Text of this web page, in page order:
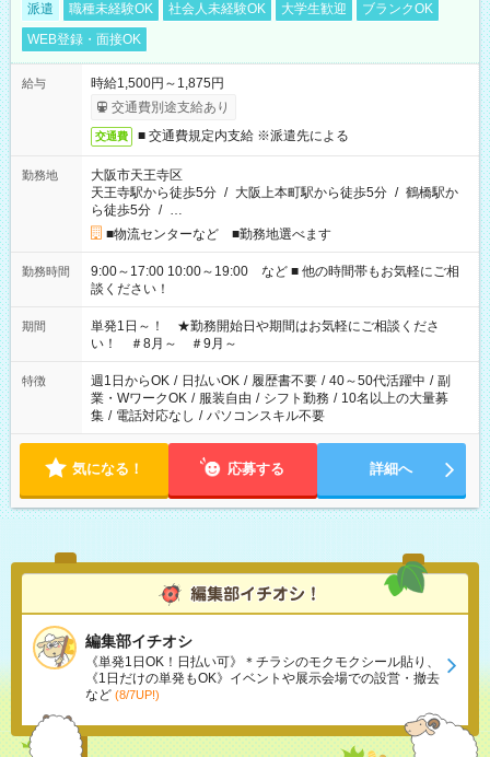
派遣 職種未経験OK 社会人未経験OK 大学生歓迎
ブランクOK
WEB登録・面接OK
給与
時給1,500円～1,875円
交通費別途支給あり
交通費 ■ 交通費規定内支給 ※派遣先による
勤務地
大阪市天王寺区
天王寺駅から徒歩5分 / 大阪上本町駅から徒歩5分 / 鶴橋駅か
ら徒歩5分 / …
■物流センターなど ■勤務地選べます
勤務時間
9:00～17:00 10:00～19:00 など ■ 他の時間帯もお気軽にご相
談ください！
期間
単発1日～！ ★勤務開始日や期間はお気軽にご相談くださ
い！ ＃8月～ ＃9月～
特徴 週1日からOK / 日払いOK / 履歴書不要 / 40～50代活躍中 / 副
業・WワークOK / 服装自由 / シフト勤務 / 10名以上の大量募
集 / 電話対応なし / パソコンスキル不要
気になる！ 応募する 詳細へ
編集部イチオシ
《単発1日OK！日払い可》＊チラシのモクモクシール貼り、
《1日だけの単発もOK》イベントや展示会場での設営・撤去
など (8/7UP!)